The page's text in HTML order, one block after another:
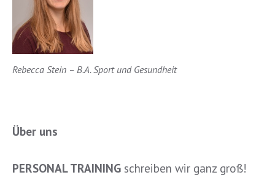
Rebecca Stein – B.A. Sport und Gesundheit
Über uns
PERSONAL TRAINING schreiben wir ganz groß!